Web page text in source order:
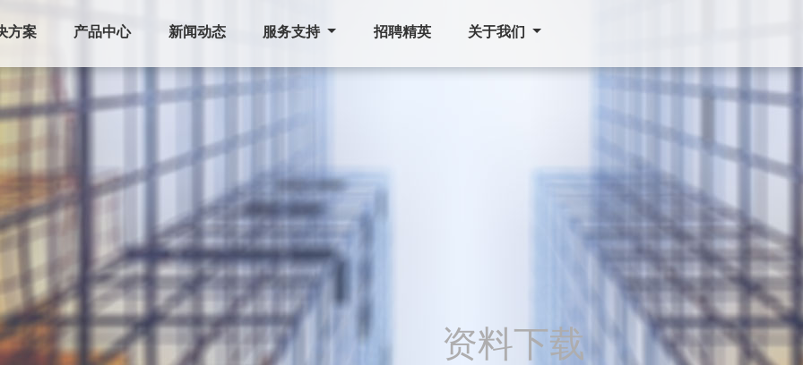
方案 产品中心 新闻动态 服务支持 招聘精英 关于我们
资料下载